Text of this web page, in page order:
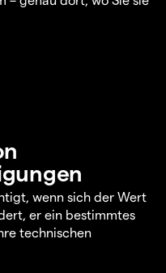
wenn sich der Wert
er ein bestimmtes
technischen